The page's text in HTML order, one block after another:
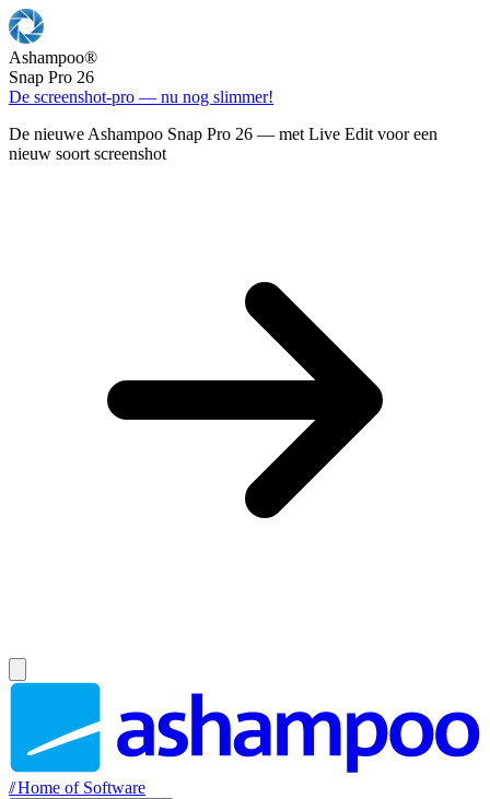
Ashampoo®
Snap Pro 26
De screenshot-pro — nu nog slimmer!
De nieuwe Ashampoo Snap Pro 26 — met Live Edit voor een
nieuw soort screenshot
//Home of Software